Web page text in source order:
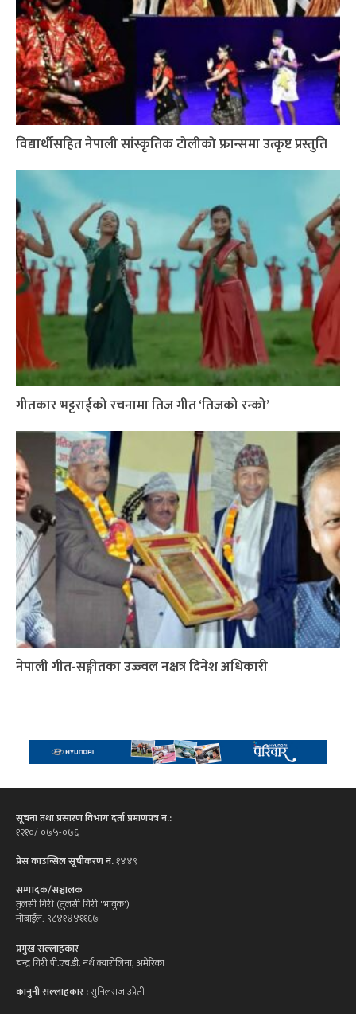
विद्यार्थीसहित नेपाली सांस्कृतिक टोलीको फ्रान्समा उत्कृष्ट प्रस्तुति
गीतकार भट्टराईको रचनामा तिज गीत ‘तिजको रन्को’
नेपाली गीत-सङ्गीतका उज्ज्वल नक्षत्र दिनेश अधिकारी
सूचना तथा प्रसारण विभाग दर्ता प्रमाणपत्र न.:
१२१०/ ०७५-०७६
प्रेस काउन्सिल सूचीकरण नं.१४४९
सम्पादक/सञ्चालक
तुलसी गिरी (तुलसी गिरी 'भावुक')
मोबाईल: ९८४१४४११६७
प्रमुख सल्लाहकार
चन्द्र गिरी पी.एच.डी. नर्थ क्यारोलिना, अमेरिका
कानुनी सल्लाहकार :सुनिलराज उप्रेती